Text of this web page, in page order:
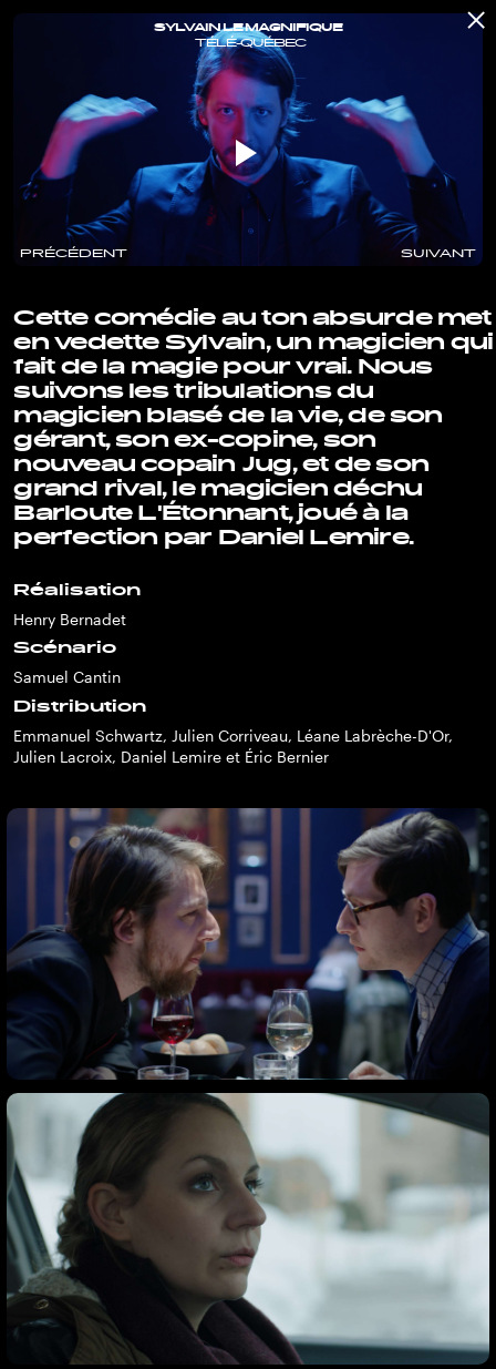
SYLVAIN LE MAGNIFIQUE
TÉLÉ-QUÉBEC
PRÉCÉDENT SUIVANT
Cette comédie au ton absurde met
en vedette Sylvain, un magicien qui
fait de la magie pour vrai. Nous
suivons les tribulations du
magicien blasé de la vie, de son
gérant, son ex-copine, son
nouveau copain Jug, et de son
grand rival, le magicien déchu
Barloute L'Étonnant, joué à la
perfection par Daniel Lemire.
Réalisation
Henry Bernadet
Scénario
Samuel Cantin
Distribution
Emmanuel Schwartz, Julien Corriveau, Léane Labrèche-D'Or,
Julien Lacroix, Daniel Lemire et Éric Bernier